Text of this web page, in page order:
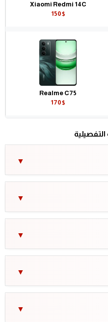
Xiaomi Redmi 14C
150$
Realme C75
170$